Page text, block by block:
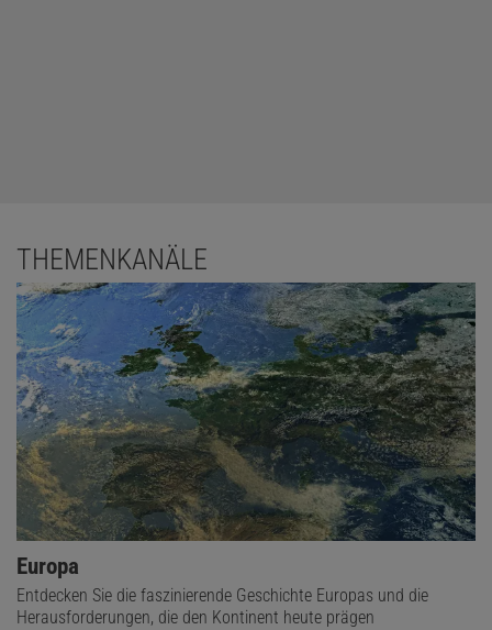
THEMENKANÄLE
Europa
Entdecken Sie die faszinierende Geschichte Europas und die
Herausforderungen, die den Kontinent heute prägen